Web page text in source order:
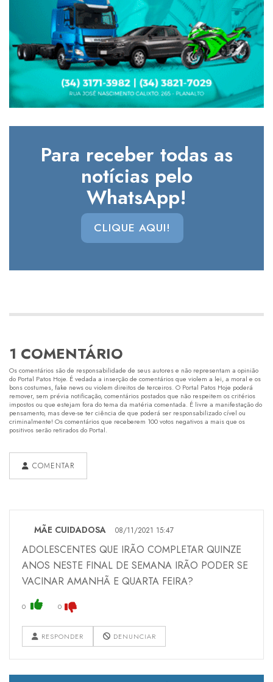
Para receber todas as
notícias pelo
WhatsApp!
CLIQUE AQUI!
1 COMENTÁRIO
Os comentários são de responsabilidade de seus autores e não representam a opinião
do Portal Patos Hoje. É vedada a inserção de comentários que violem a lei, a moral e os
bons costumes, fake news ou violem direitos de terceiros. O Portal Patos Hoje poderá
remover, sem prévia notificação, comentários postados que não respeitem os critérios
impostos ou que estejam fora do tema da matéria comentada. É livre a manifestação do
pensamento, mas deve-se ter ciência de que poderá ser responsabilizado cível ou
criminalmente! Os comentários que receberem 100 votos negativos a mais que os
positivos serão retirados do Portal.
COMENTAR
MÃE CUIDADOSA 08/11/2021 15:47
ADOLESCENTES QUE IRÃO COMPLETAR QUINZE
ANOS NESTE FINAL DE SEMANA IRÃO PODER SE
VACINAR AMANHÃ E QUARTA FEIRA?
0 0
RESPONDER DENUNCIAR